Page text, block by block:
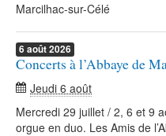
Marcilhac-sur-Célé
6 août2026
Concerts à l’Abbaye de
Jeudi 6 août
Mercredi 29 juillet / 2, 6 et 9
orgue en duo. Les Amis de